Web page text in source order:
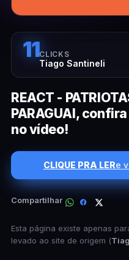
11CLICKS
Tiago Santineli
REACT -
PARAGUAI,
no vídeo!
CLIQUE PRA LERe
Compartilhar
Esta página existe apenas
levado ao site de origem (